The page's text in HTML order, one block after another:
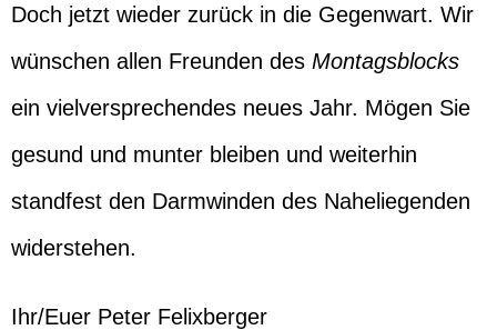
Doch jetzt wieder zurück in die Gegenwart. Wir
wünschen allen Freunden des Montagsblocks
ein vielversprechendes neues Jahr. Mögen Sie
gesund und munter bleiben und weiterhin
standfest den Darmwinden des Naheliegenden
widerstehen.
Ihr/Euer Peter Felixberger